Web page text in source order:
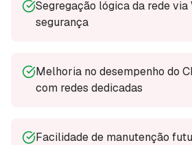
Segregação lógica da rede
segurança
Melhoria no desempenho do
com redes dedicadas
Facilidade de manutenção